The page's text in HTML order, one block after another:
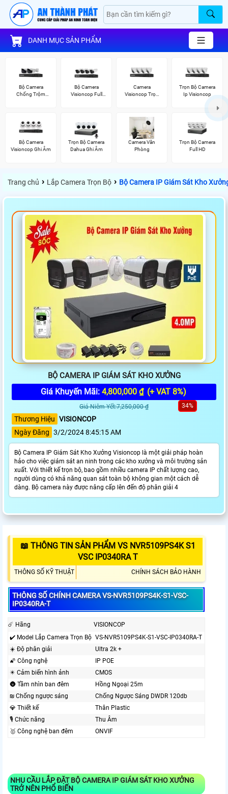
DANH MỤC SẢN PHẨM
Bộ Camera
Chống Trộm
Bộ Camera
Visioncop Full
Camera
Visioncop Trọn
Trọn Bộ Camera
Ip Visioncop
Bộ Camera
Visioncop Ghi Âm
Trọn Bộ Camera
Dahua Ghi Âm
Camera Văn
Phòng
Trọn Bộ Camera
Full HD
Trang chủ › Lắp Camera Trọn Bộ › Bộ Camera IP Giám Sát Kho
BỘ CAMERA IP GIÁM SÁT KHO XƯỞNG
Giá Khuyến Mãi: 4,800,000 ₫ (+ VAT 8%)
Giá Niêm Yết:7,250,000 ₫ 34%
Thương Hiệu VISIONCOP
Ngày Đăng 3/2/2024 8:45:15 AM
Bộ Camera IP Giám Sát Kho Xưởng Visioncop là một giải pháp hoàn
hảo cho việc giám sát an ninh trong các kho xưởng và môi trường sản
xuất. Với thiết kế trọn bộ, bao gồm nhiều camera IP chất lượng cao,
người dùng có khả năng quan sát toàn bộ không gian một cách dễ
dàng. Bộ camera này được nâng cấp lên đến độ phân giải 4
📖 THÔNG TIN SẢN PHẨM VS NVR5109PS4K S1
VSC IP0340RA T
THÔNG SỐ KỸ THUẬT CHÍNH SÁCH BẢO HÀNH
THÔNG SỐ CHÍNH CAMERA VS-NVR5109PS4K-S1-VSC-
IP0340RA-T
☄️ Hãng
VISIONCOP
✔️ Model Lắp Camera Trọn Bộ VS-NVR5109PS4K-S1-VSC-IP0340RA-T
☀️ Độ phân giải
Ultra 2k +
🌠 Công nghệ
IP POE
✴️ Cảm biến hình ảnh
CMOS
🌚 Tầm nhìn ban đêm
Hồng Ngoại 25m
₪ Chống ngược sáng
Chống Ngược Sáng DWDR 120db
💎 Thiết kế
Thân Plastic
🎙 Chức năng
Thu Âm
🥇️ Công nghệ ban đêm
ONVIF
NHU CẦU LẮP ĐẶT BỘ CAMERA IP GIÁM SÁT KHO XƯỞNG
TRỞ NÊN PHỔ BIẾN